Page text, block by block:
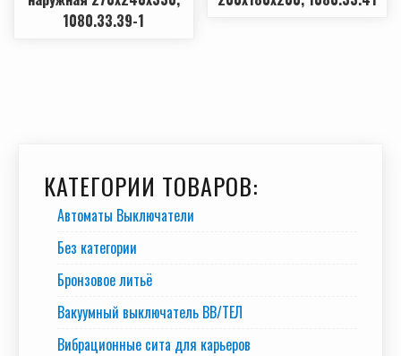
1080.33.39-1
КАТЕГОРИИ ТОВАРОВ:
Автоматы Выключатели
Без категории
Бронзовое литьё
Вакуумный выключатель BB/TEЛ
Вибрационные сита для карьеров